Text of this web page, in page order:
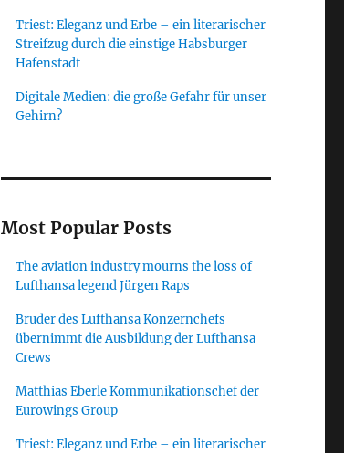
Triest: Eleganz und Erbe – ein literarischer
Streifzug durch die einstige Habsburger
Hafenstadt
Digitale Medien: die große Gefahr für unser
Gehirn?
Most Popular Posts
The aviation industry mourns the loss of
Lufthansa legend Jürgen Raps
Bruder des Lufthansa Konzernchefs
übernimmt die Ausbildung der Lufthansa
Crews
Matthias Eberle Kommunikationschef der
Eurowings Group
Triest: Eleganz und Erbe – ein literarischer